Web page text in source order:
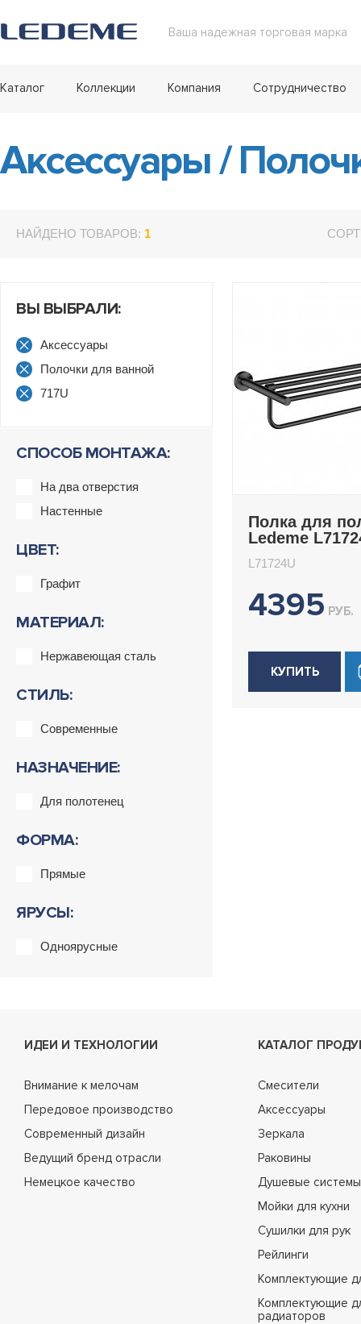
Ваша надежная торговая марка
Каталог Коллекции Компания Сотрудничество
Аксессуары/
НАЙДЕНО ТОВАРОВ: 1
ВЫ ВЫБРАЛИ:
Аксессуары
Полочки для ванной
717U
СПОСОБ МОНТАЖА:
На два отверстия
Настенные
ЦВЕТ:
Графит
МАТЕРИАЛ:
Нержавеющая сталь
СТИЛЬ:
Современные
НАЗНАЧЕНИЕ:
Для полотенец
ФОРМА:
Прямые
ЯРУСЫ:
Одноярусные
Полка для
Ledeme
L71724U
4395 РУБ.
КУПИТЬ
ИДЕИ И ТЕХНОЛОГИИ
Внимание к мелочам
Передовое производство
Современный дизайн
Ведущий бренд отрасли
Немецкое качество
КАТАЛОГ
Смесители
Аксессуары
Зеркала
Раковины
Душевые системы
Мойки для кухни
Сушилки для рук
Рейлинги
Комплектующие
Комплектующие
радиаторов